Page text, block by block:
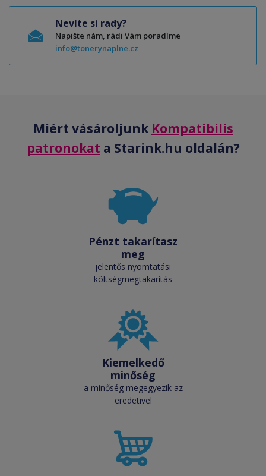
Nevíte si rady?
Napište nám, rádi Vám poradíme
info@tonerynaplne.cz
Miért vásároljunk Kompatibilis
patronokat a Starink.hu oldalán?
Pénzt takarítasz
meg
jelentős nyomtatási
költségmegtakarítás
Kiemelkedő
minőség
a minőség megegyezik az
eredetivel